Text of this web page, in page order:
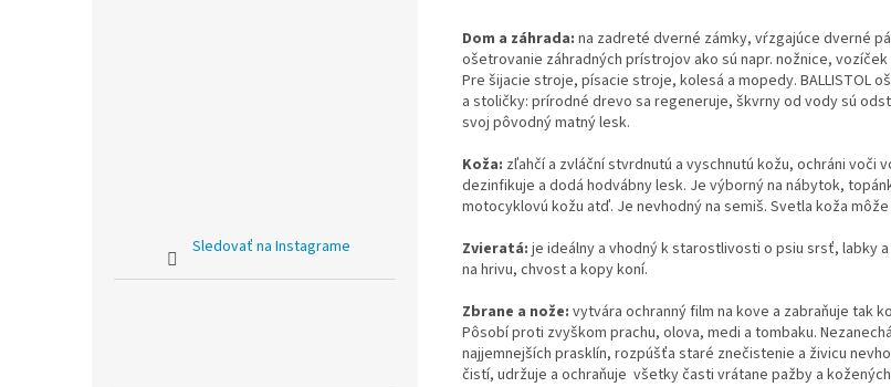
Sledovať na Instagrame
Dom a záhrada: na zadreté dverné zámky, vŕzgajúce dverné
ošetrovanie záhradných prístrojov ako sú napr. nožnice,
Pre šijacie stroje, písacie stroje, kolesá a mopedy. BALLISTOL
a stoličky: prírodné drevo sa regeneruje, škvrny od vody sú
svoj pôvodný matný lesk.
Koža: zľahčí a zvláční stvrdnutú a vyschnutú kožu, ochráni voči
dezinfikuje a dodá hodvábny lesk. Je výborný na nábytok,
motocyklovú kožu atď. Je nevhodný na semiš. Svetla koža
Zvieratá: je ideálny a vhodný k starostlivosti o psiu srsť, labky a
na hrivu, chvost a kopy koní.
Zbrane a nože: vytvára ochranný film na kove a zabraňuje tak
Pôsobí proti zvyškom prachu, olova, medi a tombaku.
najjemnejších prasklín, rozpúšťa staré znečistenie a živicu
čistí, udržuje a ochraňuje všetky časti vrátane pažby a